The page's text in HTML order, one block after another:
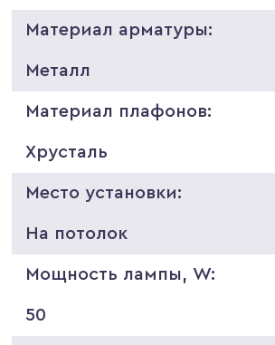
Материал арматуры:
Металл
Материал плафонов:
Хрусталь
Место установки:
На потолок
Мощность лампы, W:
50